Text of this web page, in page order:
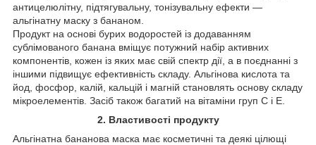
антицелюлітну, підтягувальну, тонізувальну ефекти —
альгінатну маску з бананом.
Продукт на основі бурих водоростей із додаванням
сублімованого банана вміщує потужний набір активних
компонентів, кожен із яких має свій спектр дії, а в поєднанні з
іншими підвищує ефективність складу. Альгінова кислота та
йод, фосфор, калій, кальцій і магній становлять основу складу
мікроелементів. Засіб також багатий на вітаміни груп С і Е.
2. Властивості продукту
Альгінатна бананова маска має косметичні та деякі цілющі